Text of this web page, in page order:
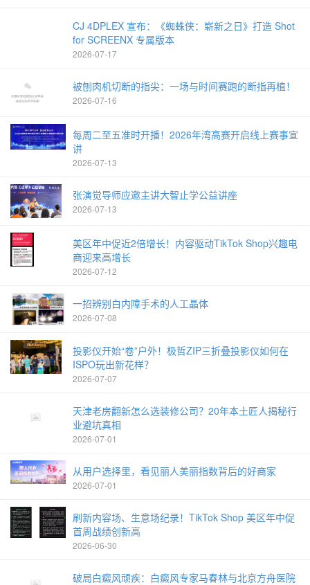
CJ 4DPLEX 宣布：《蜘蛛侠：崭新之日》打造 Shot
for SCREENX 专属版本
2026-07-17
被刨肉机切断的指尖：一场与时间赛跑的断指再植！
2026-07-16
每周二至五准时开播！2026年湾高赛开启线上赛事宣
讲
2026-07-13
张演觉导师应邀主讲大智止学公益讲座
2026-07-13
美区年中促近2倍增长！内容驱动TikTok Shop兴趣电
商迎来高增长
2026-07-12
一招辨别白内障手术的人工晶体
2026-07-08
投影仪开始“卷”户外！极哲ZIP三折叠投影仪如何在
ISPO玩出新花样？
2026-07-07
天津老房翻新怎么选装修公司？20年本土匠人揭秘行
业避坑真相
2026-07-01
从用户选择里，看见丽人美丽指数背后的好商家
2026-07-01
刷新内容场、生意场纪录！TikTok Shop 美区年中促
首周战绩创新高
2026-06-30
破局白癜风顽疾：白癜风专家马春林与北京方舟医院